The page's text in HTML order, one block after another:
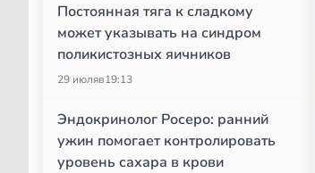
Постоянная тяга к сладкому
может указывать на синдром
поликистозных яичников
29 июляв19:13
Эндокринолог Росеро: ранний
ужин помогает контролировать
уровень сахара в крови